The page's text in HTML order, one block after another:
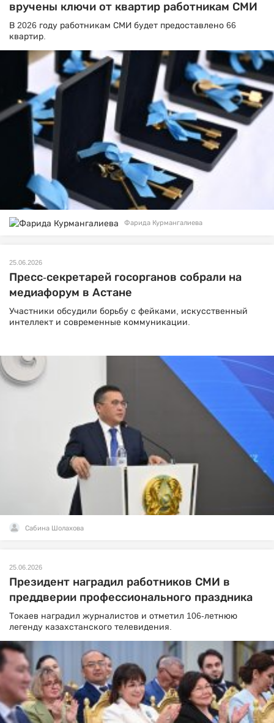
вручены ключи от квартир работникам СМИ
В 2026 году работникам СМИ будет предоставлено 66
квартир.
Фарида Курмангалиева
25.06.2026
Пресс-секретарей госорганов собрали на
медиафорум в Астане
Участники обсудили борьбу с фейками, искусственный
интеллект и современные коммуникации.
Сабина Шолахова
25.06.2026
Президент наградил работников СМИ в
преддверии профессионального праздника
Токаев наградил журналистов и отметил 106-летнюю
легенду казахстанского телевидения.